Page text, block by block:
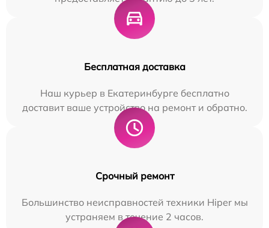
Бесплатная доставка
Наш курьер в Екатеринбурге бесплатно
доставит ваше устройство на ремонт и обратно.
Срочный ремонт
Большинство неисправностей техники Hiper мы
устраняем в течение 2 часов.